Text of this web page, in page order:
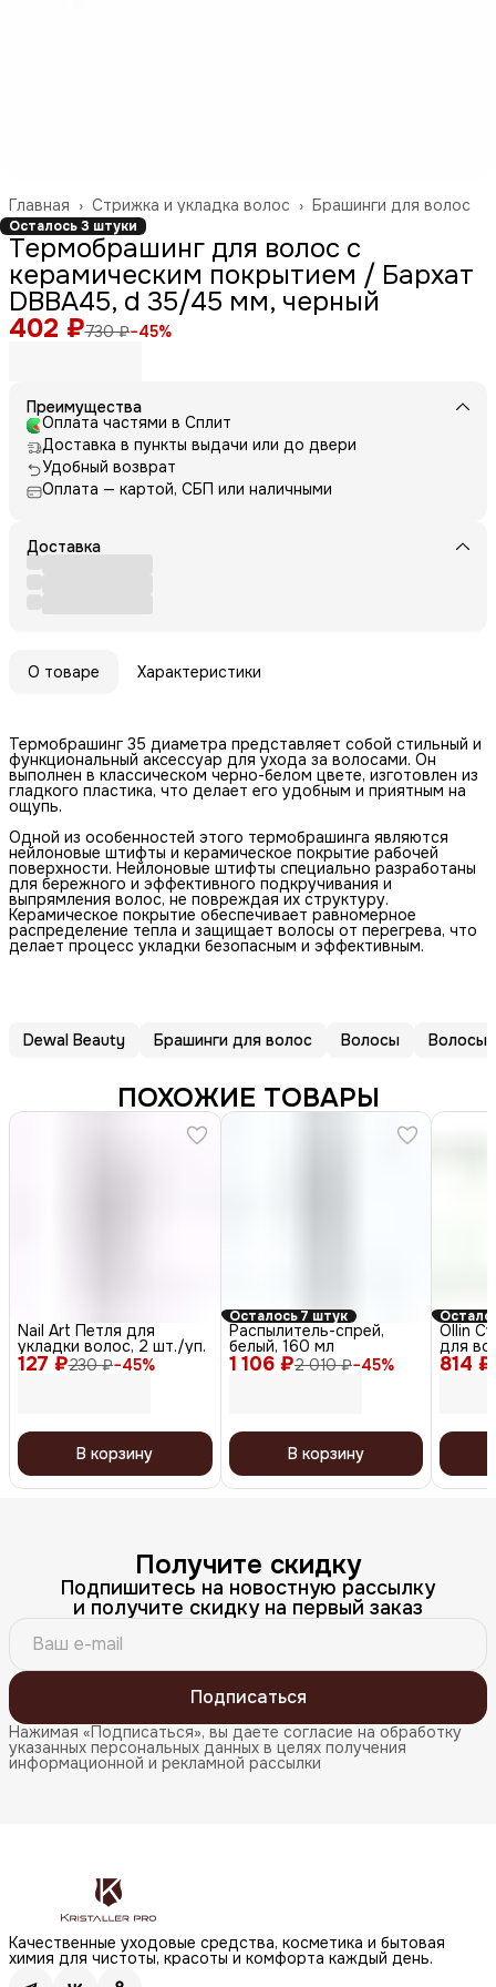
Брашинги для волос
Стрижка и укладка волос ›
Главная ›
Осталось 3 штуки
Термобрашинг для волос с
керамическим покрытием / Бархат
DBBA45, d 35/45 мм, черный
402 ₽730 ₽−45%
Преимущества
Оплата частями в Сплит
Доставка в пункты выдачи или до двери
Удобный возврат
Оплата — картой, СБП или наличными
Доставка
О товаре Характеристики
Термобрашинг 35 диаметра представляет собой стильный и
функциональный аксессуар для ухода за волосами. Он
выполнен в классическом черно-белом цвете, изготовлен из
гладкого пластика, что делает его удобным и приятным на
ощупь.
Одной из особенностей этого термобрашинга являются
нейлоновые штифты и керамическое покрытие рабочей
поверхности. Нейлоновые штифты специально разработаны
для бережного и эффективного подкручивания и
выпрямления волос, не повреждая их структуру.
Керамическое покрытие обеспечивает равномерное
распределение тепла и защищает волосы от перегрева, что
делает процесс укладки безопасным и эффективным.
Dewal Beauty Брашинги для волос Волосы Волосы
ПОХОЖИЕ ТОВАРЫ
127 ₽230 ₽−45%
Nail Art Петля для
укладки волос, 2 шт./уп.
В корзину
Осталось 7 штук
1 106 ₽2 010 ₽−45%
Распылитель-спрей,
белый, 160 мл
В корзину
814 ₽
Ollin
для
200 мл
Получите скидку
Подпишитесь на новостную рассылку
и получите скидку на первый заказ
Подписаться
Нажимая «Подписаться», вы даете согласие на обработку
указанных персональных данных в целях получения
информационной и рекламной рассылки
Качественные уходовые средства, косметика и бытовая
химия для чистоты, красоты и комфорта каждый день.